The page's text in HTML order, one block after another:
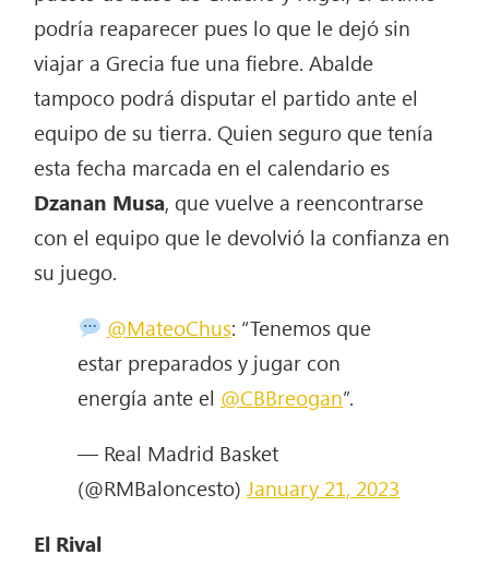
podría reaparecer pues lo que le dejó sin
viajar a Grecia fue una fiebre. Abalde
tampoco podrá disputar el partido ante el
equipo de su tierra. Quien seguro que tenía
esta fecha marcada en el calendario es
Dzanan Musa, que vuelve a reencontrarse
con el equipo que le devolvió la confianza en
su juego.
@MateoChus: “Tenemos que
estar preparados y jugar con
energía ante el @CBBreogan”.
— Real Madrid Basket
(@RMBaloncesto) January 21, 2023
El Rival